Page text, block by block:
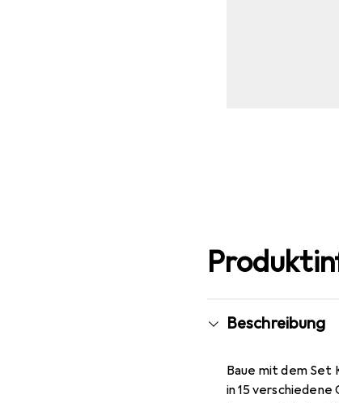
Beschreibung
Baue mit dem Set
in 15